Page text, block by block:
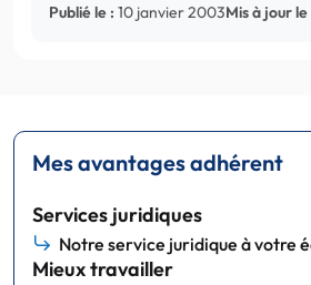
Publié le : 10 janvier 2003Mis à jour le
Mes avantages adhérent
Services juridiques
Notre service juridique à votre
Mieux travailler